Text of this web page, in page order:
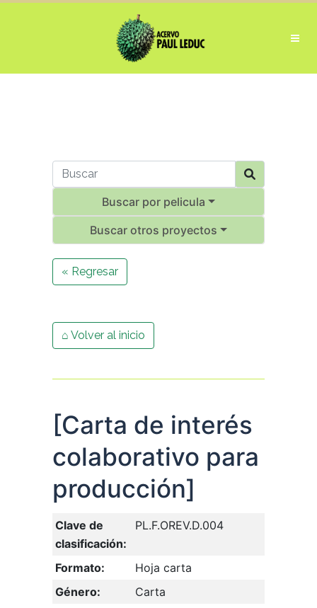
Buscar por pelicula
Buscar otros proyectos
« Regresar
⌂ Volver al inicio
[Carta de interés
colaborativo para
producción]
Clave de
clasificación:
PL.F.OREV.D.004
Formato:
Hoja carta
Género:
Carta